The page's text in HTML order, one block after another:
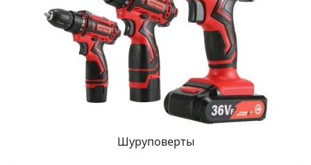
Шуруповерты